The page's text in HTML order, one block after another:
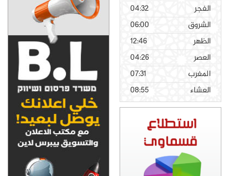
الفجر
04:32
الشروق
06:00
الظهر
12:46
العصر
04:26
المغرب
07:31
العشاء
08:55